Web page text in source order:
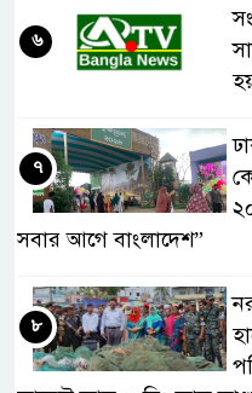
৬
সবার আগে বাংলাদেশ”
৭
৮